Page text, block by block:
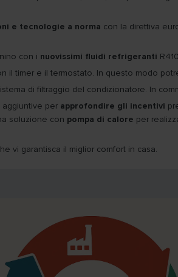
e tecnologie a norma con la direttiva
con i nuovissimi fluidi refrigeranti
il timer e il termostato. In questo modo
di filtraggio del condizionatore. In
per approfondire gli incentivi
soluzione con pompa di calore per
vi garantisca il miglior comfort in casa.